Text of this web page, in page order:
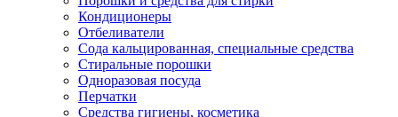
Кондиционеры
Отбеливатели
Сода кальцированная, специальные средства
Стиральные порошки
Одноразовая посуда
Перчатки
Средства гигиены, косметика